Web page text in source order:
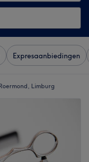
Expresaanbiedingen
Limburg